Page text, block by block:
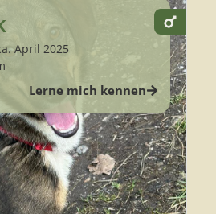
April 2025
Lerne mich kennen